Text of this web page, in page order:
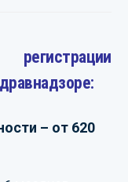
– от 620